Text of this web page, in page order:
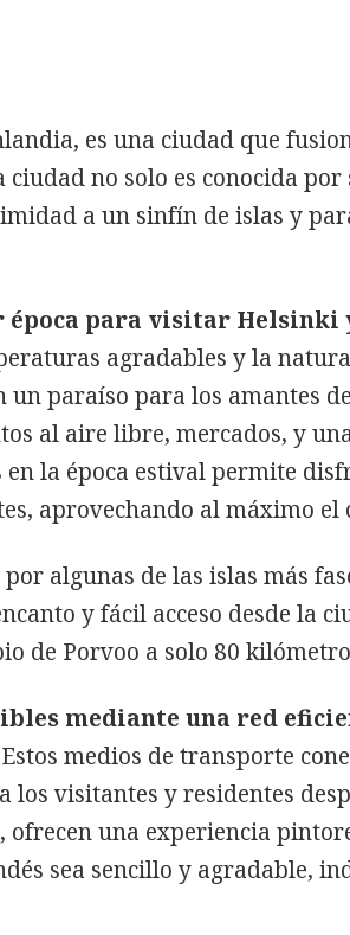
es una ciudad que
ciudad no solo es conocida
a un sinfín de islas y
época para visitar Helsinki
agradables y la
paraíso para los amantes
al aire libre, mercados, y
la época estival permite
aprovechando al máximo
algunas de las islas más
y fácil acceso desde la
de Porvoo a solo 80
mediante una red
Estos medios de transporte
los visitantes y residentes
ofrecen una experiencia
sea sencillo y agradable,